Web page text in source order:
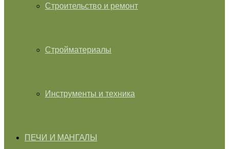
Строительство и ремонт
Стройматериалы
Инструменты и техника
ПЕЧИ И МАНГАЛЫ